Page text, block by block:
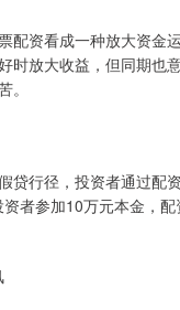
配资看成一种放大资金
时放大收益，但同期也
。
贷行径，投资者通过配
者参加10万元本金，